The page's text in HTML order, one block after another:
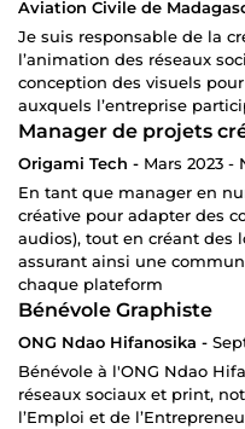
Aviation Civile de
Je suis responsable de la
l’animation des réseaux
conception des visuels
auxquels l’entreprise
Manager de projets
Origami Tech - Mars 2023 -
En tant que manager en
créative pour adapter des
audios), tout en créant des
assurant ainsi une
chaque plateform
Bénévole Graphiste
ONG Ndao Hifanosika -
Bénévole à l'ONG Ndao
réseaux sociaux et print,
l’Emploi et de